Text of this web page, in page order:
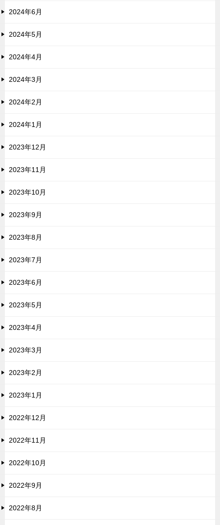
2024年6月
2024年5月
2024年4月
2024年3月
2024年2月
2024年1月
2023年12月
2023年11月
2023年10月
2023年9月
2023年8月
2023年7月
2023年6月
2023年5月
2023年4月
2023年3月
2023年2月
2023年1月
2022年12月
2022年11月
2022年10月
2022年9月
2022年8月